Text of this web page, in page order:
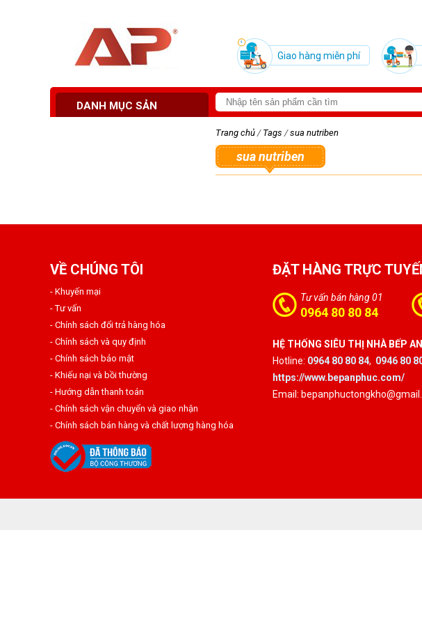
Giao hàng miễn phí
DANH MỤC SẢN
Trang chủ / Tags / sua nutriben
sua nutriben
VỀ CHÚNG TÔI
- Khuyến mại
- Tư vấn
- Chính sách đổi trả hàng hóa
- Chính sách và quy định
- Chính sách bảo mật
- Khiếu nại và bồi thường
- Hướng dẫn thanh toán
- Chính sách vận chuyển và giao nhận
- Chính sách bán hàng và chất lượng hàng hóa
ĐẶT HÀNG TRỰC
Tư vấn bán hàng 01
0964 80 80 84
HỆ THỐNG SIÊU THỊ NHÀ BẾP
Hotline: 0964 80 80 84, 0946 80
https://www.bepanphuc.com/
Email: